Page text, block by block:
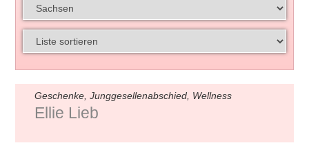
Geschenke, Junggesellenabschied, Wellness
Ellie Lieb